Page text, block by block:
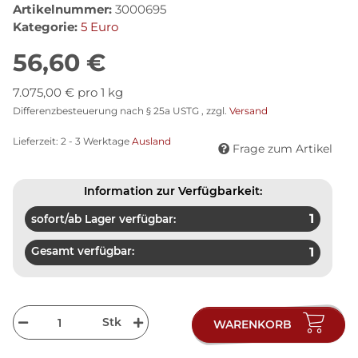
Artikelnummer: 3000695
Kategorie: 5 Euro
56,60 €
7.075,00 € pro 1 kg
Differenzbesteuerung nach § 25a USTG , zzgl. Versand
Lieferzeit: 2 - 3 Werktage Ausland
Frage zum Artikel
Information zur Verfügbarkeit:
sofort/ab Lager verfügbar: 1
Gesamt verfügbar: 1
Stk WARENKORB